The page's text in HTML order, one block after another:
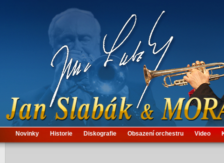
Novinky Historie Diskografie Obsazení orchestru Video